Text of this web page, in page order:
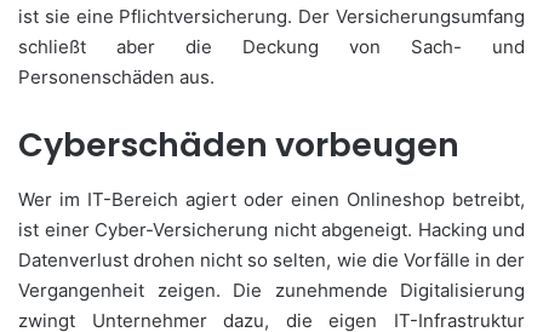
ist sie eine Pflichtversicherung. Der Versicherungsumfang
schließt aber die Deckung von Sach- und
Personenschäden aus.
Cyberschäden vorbeugen
Wer im IT-Bereich agiert oder einen Onlineshop betreibt,
ist einer Cyber-Versicherung nicht abgeneigt. Hacking und
Datenverlust drohen nicht so selten, wie die Vorfälle in der
Vergangenheit zeigen. Die zunehmende Digitalisierung
zwingt Unternehmer dazu, die eigen IT-Infrastruktur